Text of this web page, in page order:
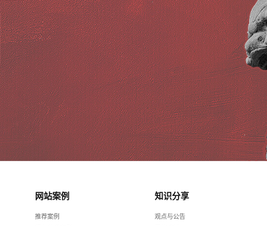
网站案例
推荐案例
知识分享
观点与公告